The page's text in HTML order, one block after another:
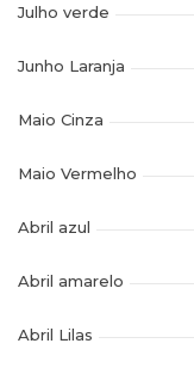
Julho verde
Junho Laranja
Maio Cinza
Maio Vermelho
Abril azul
Abril amarelo
Abril Lilas